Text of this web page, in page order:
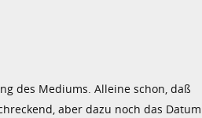
des Mediums. Alleine schon, daß
aber dazu noch das Datum